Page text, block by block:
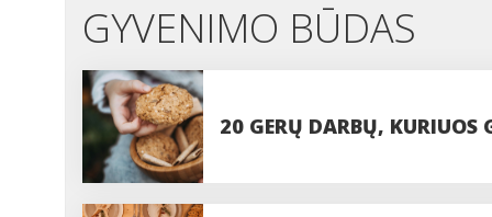
GYVENIMO BŪDAS
20 GERŲ DARBŲ, KURIUOS